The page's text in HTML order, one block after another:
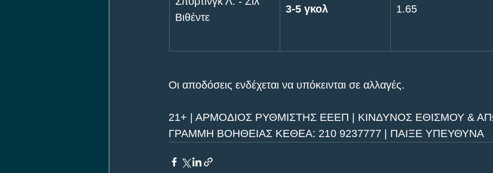
Βιθέντε
3-5 γκολ 1.65
Οι αποδόσεις ενδέχεται να υπόκεινται σε αλλαγές.
21+ | ΑΡΜΟΔΙΟΣ ΡΥΘΜΙΣΤΗΣ ΕΕΕΠ | ΚΙΝΔΥΝΟΣ ΕΘΙΣΜΟΥ &
ΓΡΑΜΜΗ ΒΟΗΘΕΙΑΣ ΚΕΘΕΑ: 210 9237777 | ΠΑΙΞΕ ΥΠΕΥΘΥΝΑ